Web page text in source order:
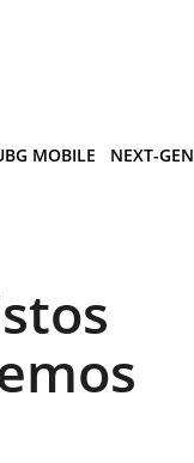
MOBILE NEXT-GEN